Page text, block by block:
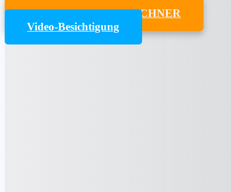
UMZUGSKOSTENRECHNER
Video-Besichtigung